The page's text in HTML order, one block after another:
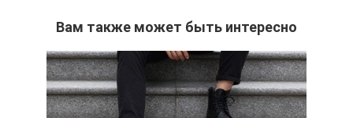
Вам также может быть интересно